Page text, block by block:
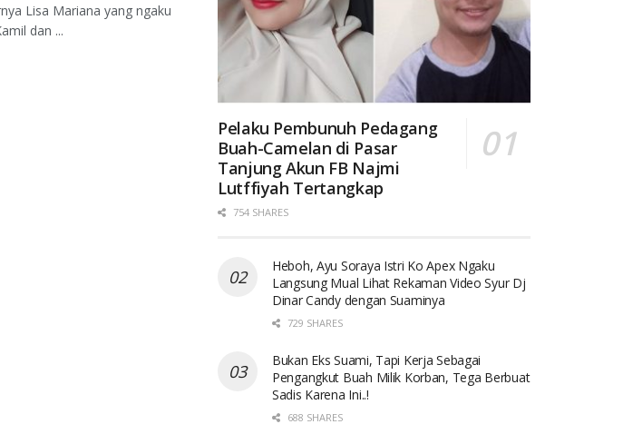
Lisa Mariana yang ngaku
dan ...
Pelaku Pembunuh Pedagang
Buah-Camelan di Pasar
Tanjung Akun FB Najmi
Lutffiyah Tertangkap
754 SHARES
Heboh, Ayu Soraya Istri Ko Apex Ngaku
Langsung Mual Lihat Rekaman Video Syur Dj
Dinar Candy dengan Suaminya
729 SHARES
Bukan Eks Suami, Tapi Kerja Sebagai
Pengangkut Buah Milik Korban, Tega Berbuat
Sadis Karena Ini..!
688 SHARES